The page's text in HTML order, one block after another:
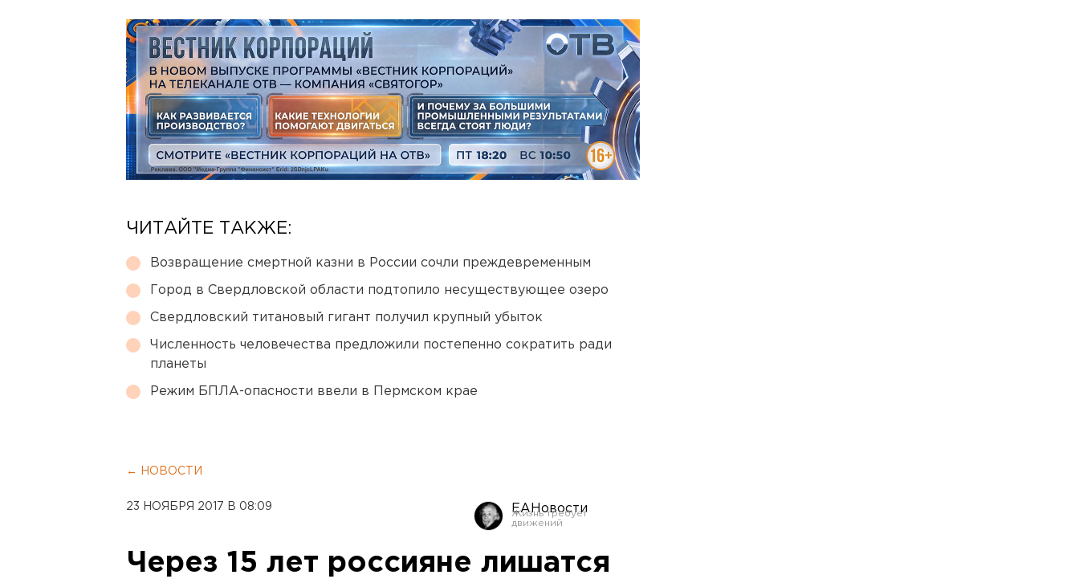
ЧИТАЙТЕ ТАКЖЕ:
Возвращение смертной казни в России сочли преждевременным
Город в Свердловской области подтопило несуществующее озеро
Свердловский титановый гигант получил крупный убыток
Численность человечества предложили постепенно сократить ради
планеты
Режим БПЛА-опасности ввели в Пермском крае
← НОВОСТИ
23 НОЯБРЯ 2017 В 08:09 ЕАНовости
Через 15 лет россияне лишатся